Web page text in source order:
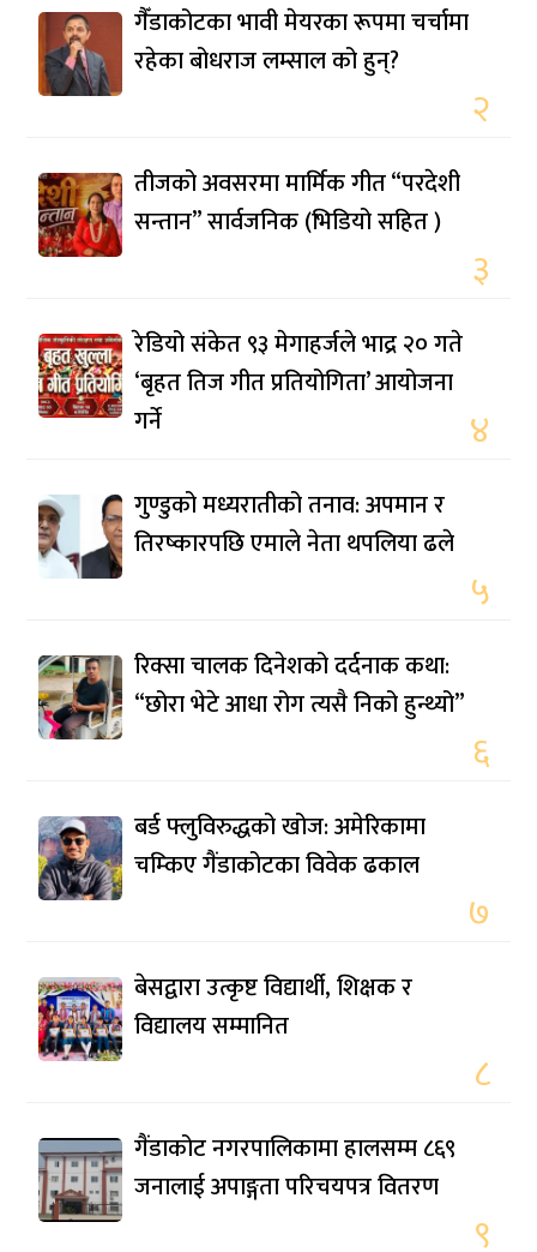
गैँडाकोटका भावी मेयरका रूपमा चर्चामा
रहेका बोधराज लम्साल को हुन्?
२
तीजको अवसरमा मार्मिक गीत “परदेशी
सन्तान” सार्वजनिक (भिडियो सहित )
३
रेडियो संकेत ९३ मेगाहर्जले भाद्र २० गते
‘बृहत तिज गीत प्रतियोगिता’ आयोजना
गर्ने
४
गुण्डुको मध्यरातीको तनाव: अपमान र
तिरष्कारपछि एमाले नेता थपलिया ढले
५
रिक्सा चालक दिनेशको दर्दनाक कथा:
“छोरा भेटे आधा रोग त्यसै निको हुन्थ्यो”
६
बर्ड फ्लुविरुद्धको खोज: अमेरिकामा
चम्किए गैंडाकोटका विवेक ढकाल
७
बेसद्वारा उत्कृष्ट विद्यार्थी, शिक्षक र
विद्यालय सम्मानित
८
गैंडाकोट नगरपालिकामा हालसम्म ८६९
जनालाई अपाङ्गता परिचयपत्र वितरण
९